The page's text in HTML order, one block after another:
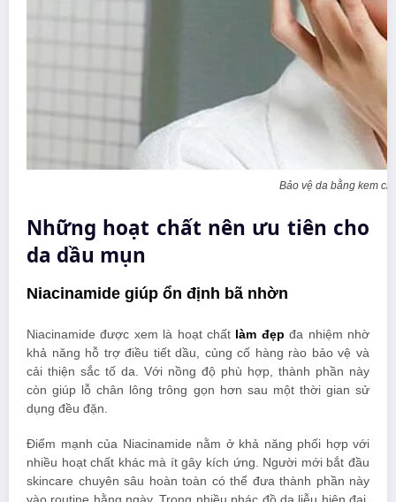
Bảo vệ da bằng kem
Những hoạt chất nên ưu tiên cho
da dầu mụn
Niacinamide giúp ổn định bã nhờn
Niacinamide được xem là hoạt chất làm đẹp đa nhiệm nhờ
khả năng hỗ trợ điều tiết dầu, củng cố hàng rào bảo vệ và
cải thiện sắc tố da. Với nồng độ phù hợp, thành phần này
còn giúp lỗ chân lông trông gọn hơn sau một thời gian sử
dụng đều đặn.
Điểm mạnh của Niacinamide nằm ở khả năng phối hợp với
nhiều hoạt chất khác mà ít gây kích ứng. Người mới bắt đầu
skincare chuyên sâu hoàn toàn có thể đưa thành phần này